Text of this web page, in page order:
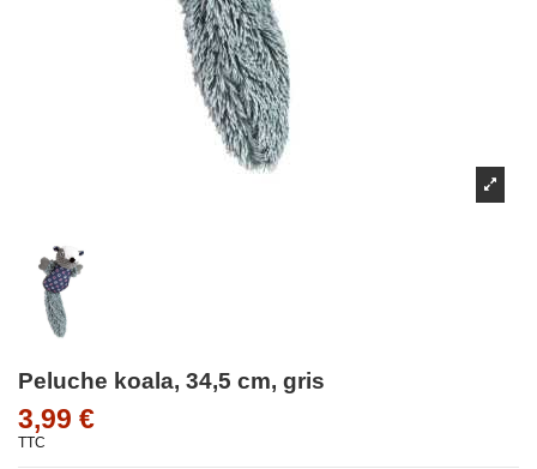
Peluche koala, 34,5 cm, gris
3,99 €
TTC